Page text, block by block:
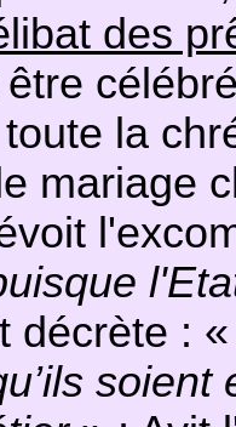
des
la
mariage
décrète :
soient